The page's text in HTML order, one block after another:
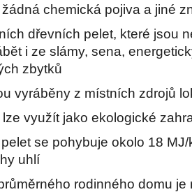
chemická pojiva a jiné
dřevních pelet, které jsou
i ze slámy, sena,
zbytků
vyráběny z místních zdrojů
využít jako ekologické
se pohybuje okolo 18
uhlí
rodinného domu je